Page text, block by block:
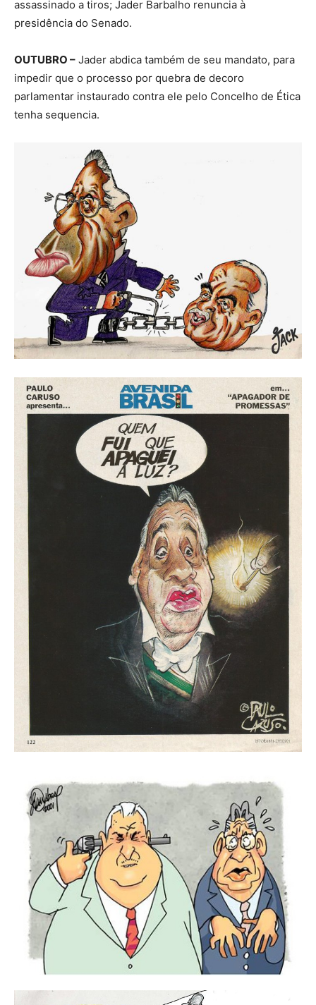
assassinado a tiros; Jader Barbalho renuncia à
presidência do Senado.
OUTUBRO – Jader abdica também de seu mandato, para
impedir que o processo por quebra de decoro
parlamentar instaurado contra ele pelo Concelho de Ética
tenha sequencia.